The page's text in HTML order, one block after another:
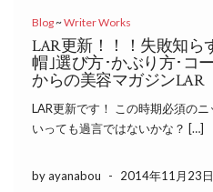
Blog~Writer Works
LAR更新！！！失敗知ら
帽｣選び方･かぶり方･コ
からの美容マガジンLAR
LAR更新です！ この時期必須の
いっても過言ではないかな？ […]
by ayanabou - 2014年11月23日